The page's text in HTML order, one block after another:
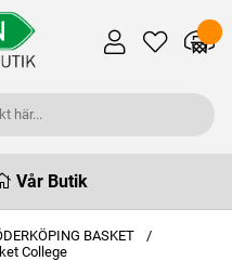
Vår Butik
BASKET
College